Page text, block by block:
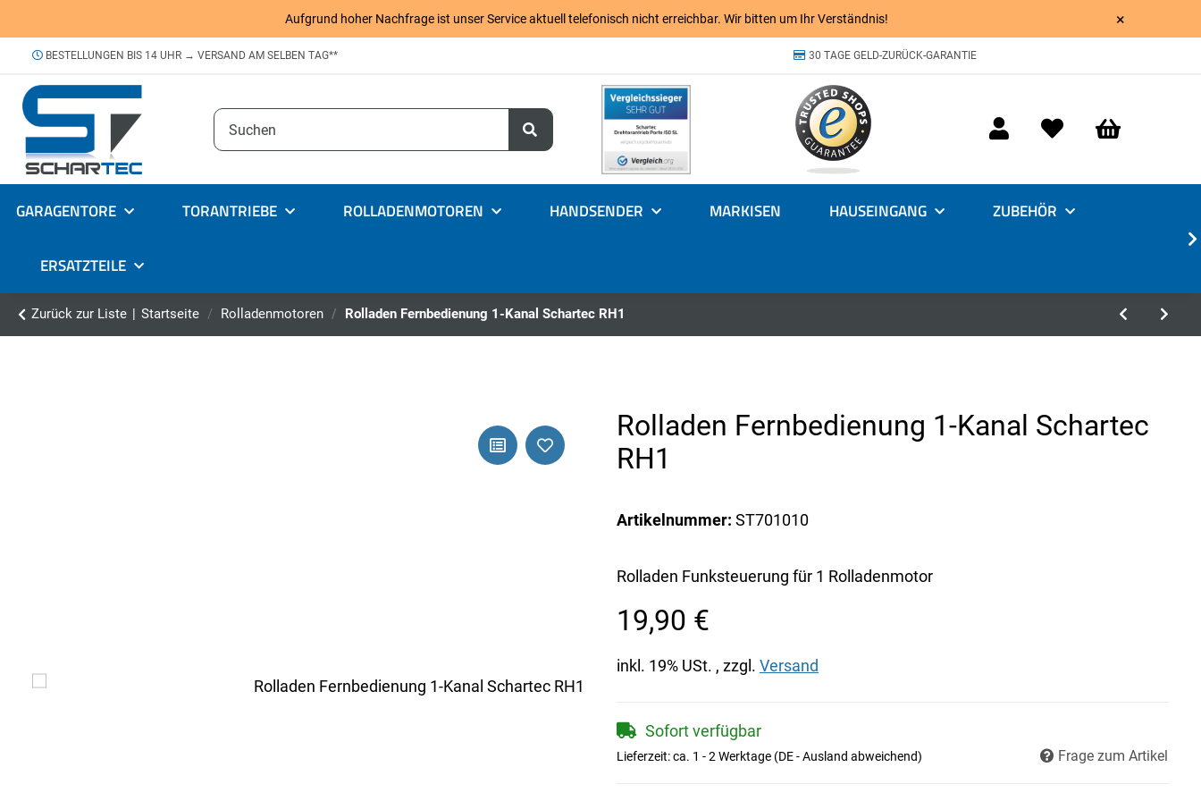
Aufgrund hoher Nachfrage ist unser Service aktuell telefonisch nicht erreichbar. Wir bitten um Ihr Verständnis! ×
BESTELLUNGEN BIS 14 UHR → VERSAND AM SELBEN TAG** 30 TAGE GELD-ZURÜCK-GARANTIE
GARAGENTORE TORANTRIEBE ROLLADENMOTOREN HANDSENDER MARKISEN HAUSEINGANG ZUBEHÖR
ERSATZTEILE
Zurück zur Liste Startseite Rolladenmotoren Rolladen Fernbedienung 1-Kanal Schartec RH1
Rolladen Fernbedienung 1-Kanal Schartec
RH1
Artikelnummer: ST701010
Rolladen Funksteuerung für 1 Rolladenmotor
19,90 €
inkl. 19% USt. , zzgl. Versand
Sofort verfügbar
Lieferzeit:ca. 1 - 2 Werktage (DE - Ausland abweichend) Frage zum Artikel